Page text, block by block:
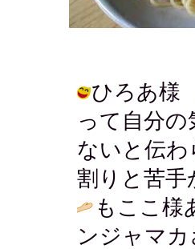
ひろあ様
って自分
ないと伝
割りと苦手
もここ様
ンジャマ